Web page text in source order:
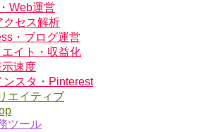
Web運営
クセス解析
・ブログ運営
イト・収益化
速度
ンスタ・Pinterest
エイティブ
ツール